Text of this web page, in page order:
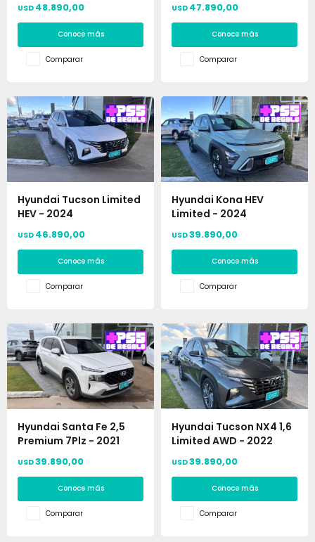
USD 48.890,00
Conoce más
Comparar
USD 47.890,00
Conoce más
Comparar
Hyundai Tucson Limited
HEV - 2024
USD 46.890,00
Conoce más
Comparar
Hyundai Kona HEV
Limited - 2024
USD39.890,00
Conoce más
Comparar
Hyundai Santa Fe 2,5
Premium 7Plz - 2021
USD39.890,00
Conoce más
Comparar
Hyundai Tucson NX4 1,6
Limited AWD - 2022
USD39.890,00
Conoce más
Comparar